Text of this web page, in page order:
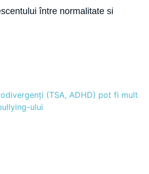
între normalitate si